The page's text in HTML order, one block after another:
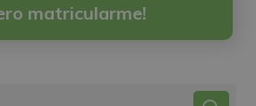
matricularme!